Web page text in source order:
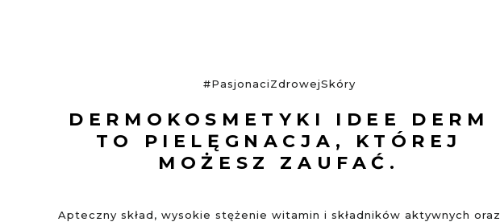
#PasjonaciZdrowejSkóry
DERMOKOSMETYKI IDEE DERM
TO PIELĘGNACJA, KTÓREJ
MOŻESZ ZAUFAĆ.
Apteczny skład, wysokie stężenie witamin i składników aktywnych oraz